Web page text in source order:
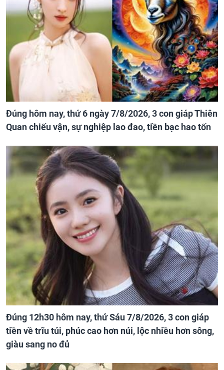
Đúng hôm nay, thứ 6 ngày 7/8/2026, 3 con giáp Thiên
Quan chiếu vận, sự nghiệp lao đao, tiền bạc hao tốn
Đúng 12h30 hôm nay, thứ Sáu 7/8/2026, 3 con giáp
tiền về trĩu túi, phúc cao hơn núi, lộc nhiều hơn sông,
giàu sang no đủ